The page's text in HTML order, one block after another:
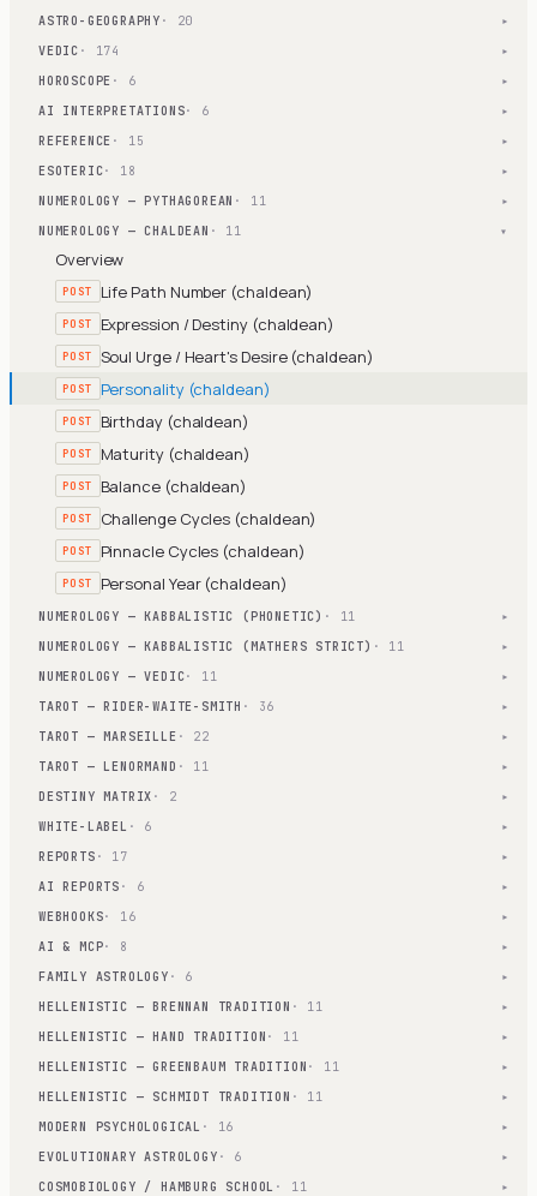
ASTRO-GEOGRAPHY · 20 ▾
VEDIC · 174 ▾
HOROSCOPE · 6 ▾
AI INTERPRETATIONS· 6 ▾
REFERENCE · 15 ▾
ESOTERIC· 18 ▾
NUMEROLOGY — PYTHAGOREAN · 11 ▾
NUMEROLOGY — CHALDEAN · 11 ▾
Overview
POST Life Path Number (chaldean)
POST Expression / Destiny (chaldean)
POST Soul Urge / Heart's Desire (chaldean)
POST Personality (chaldean)
POST Birthday (chaldean)
POST Maturity (chaldean)
POST Balance (chaldean)
POST Challenge Cycles (chaldean)
POST Pinnacle Cycles (chaldean)
POST Personal Year (chaldean)
NUMEROLOGY — KABBALISTIC (PHONETIC) · 11 ▾
NUMEROLOGY — KABBALISTIC (MATHERS STRICT) · 11 ▾
NUMEROLOGY — VEDIC· 11 ▾
TAROT — RIDER-WAITE-SMITH · 36 ▾
TAROT — MARSEILLE · 22 ▾
TAROT — LENORMAND · 11 ▾
DESTINY MATRIX · 2 ▾
WHITE-LABEL · 6 ▾
REPORTS · 17 ▾
AI REPORTS · 6 ▾
WEBHOOKS· 16 ▾
AI & MCP· 8 ▾
FAMILY ASTROLOGY · 6 ▾
HELLENISTIC — BRENNAN TRADITION · 11 ▾
HELLENISTIC — HAND TRADITION · 11 ▾
HELLENISTIC — GREENBAUM TRADITION · 11 ▾
HELLENISTIC — SCHMIDT TRADITION · 11 ▾
MODERN PSYCHOLOGICAL · 16 ▾
EVOLUTIONARY ASTROLOGY · 6 ▾
COSMOBIOLOGY / HAMBURG SCHOOL · 11 ▾